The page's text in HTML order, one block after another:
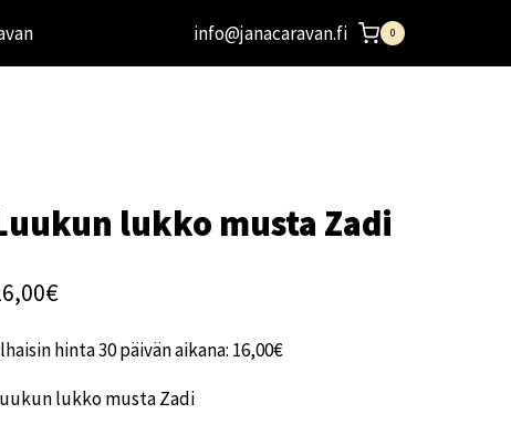
info@janacaravan.fi 0
lukko musta Zadi
€
hinta 30 päivän aikana: 16,00€
lukko musta Zadi